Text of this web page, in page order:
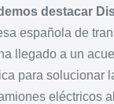
destacar
española de
llegado a un
para solucionar
eléctricos